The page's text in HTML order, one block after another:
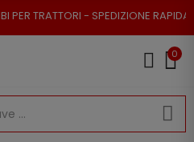
- SPEDIZIONE RAPIDA - RESO
0